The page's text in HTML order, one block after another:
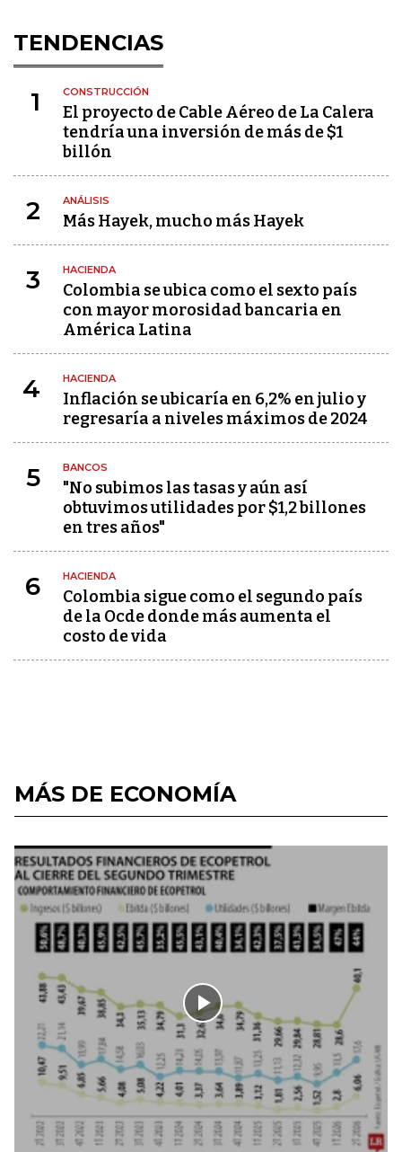
TENDENCIAS
1 CONSTRUCCIÓN
El proyecto de Cable Aéreo de La Calera
tendría una inversión de más de $1
billón
2 ANÁLISIS
Más Hayek, mucho más Hayek
3 HACIENDA
Colombia se ubica como el sexto país
con mayor morosidad bancaria en
América Latina
4 HACIENDA
Inflación se ubicaría en 6,2% en julio y
regresaría a niveles máximos de 2024
5 BANCOS
"No subimos las tasas y aún así
obtuvimos utilidades por $1,2 billones
en tres años"
6 HACIENDA
Colombia sigue como el segundo país
de la Ocde donde más aumenta el
costo de vida
MÁS DE ECONOMÍA